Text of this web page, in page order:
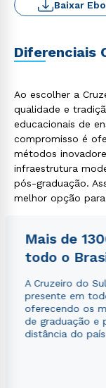
Baixar
Diferenciais
Ao escolher a
qualidade e
educacionais de
compromisso é
métodos
infraestrutura
pós-graduação.
melhor opção
Mais de
todo o
A Cruzeiro do
presente em
oferecendo os
de graduação e
distância do país
Estou de
autorizo que
envio de